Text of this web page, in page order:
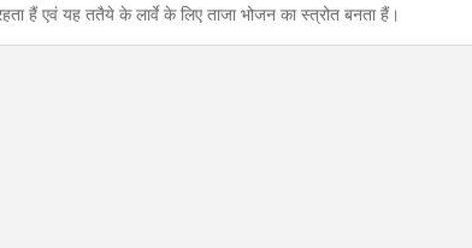
हैं एवं यह ततैये के लार्वे के लिए ताजा भोजन का स्त्रोत बनता हैं।